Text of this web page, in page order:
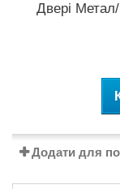
Двері
Додати для